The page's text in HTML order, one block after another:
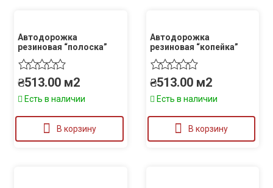
Автодорожка
резиновая “полоска”
₴513.00 м2
Есть в наличии
В корзину
Автодорожка
резиновая “копейка”
₴513.00 м2
Есть в наличии
В корзину